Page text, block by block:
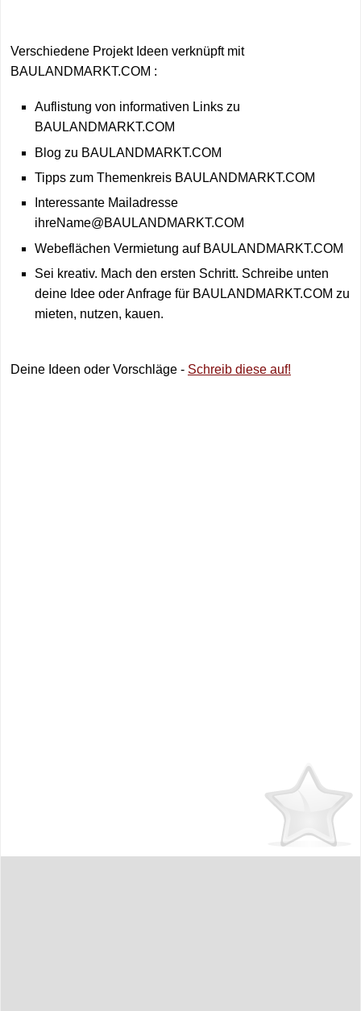
Verschiedene Projekt Ideen verknüpft mit
BAULANDMARKT.COM :
Auflistung von informativen Links zu
BAULANDMARKT.COM
Blog zu BAULANDMARKT.COM
Tipps zum Themenkreis BAULANDMARKT.COM
Interessante Mailadresse
ihreName@BAULANDMARKT.COM
Webeflächen Vermietung auf BAULANDMARKT.COM
Sei kreativ. Mach den ersten Schritt. Schreibe unten
deine Idee oder Anfrage für BAULANDMARKT.COM zu
mieten, nutzen, kauen.
Deine Ideen oder Vorschläge - Schreib diese auf!